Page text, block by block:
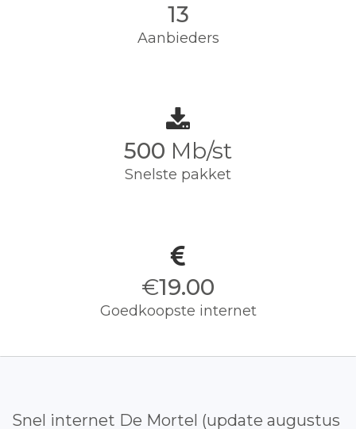
13
Aanbieders
500 Mb/st
Snelste pakket
€19.00
Goedkoopste internet
Snel internet De Mortel (update augustus